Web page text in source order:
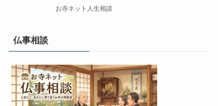
お寺ネット人生相談
仏事相談